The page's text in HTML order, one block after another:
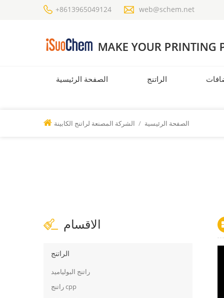
+8613965049124 web@schem.net
الصفحة الرئيسية الراتنج
الصفحة الرئيسية / الشركة المصنعة لراتنج الكابينة
الاقسام
الراتنج
راتنج البولياميد
راتنج cpp